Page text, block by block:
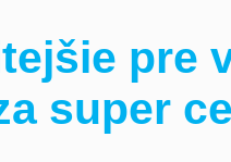
pre
super